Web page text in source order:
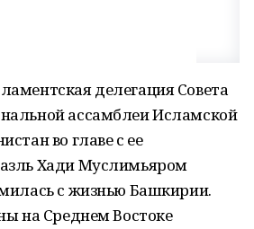
делегация Совета
ассамблеи Исламской
во главе с ее
Хади Муслимьяром
с жизнью Башкирии.
на Среднем Востоке